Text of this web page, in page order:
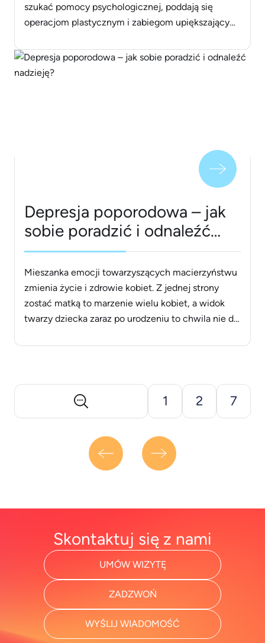
szukać pomocy psychologicznej, poddają się
operacjom plastycznym i zabiegom upiększającym.
tych osób jest ich „brzydki” wygląd. Mimo że w
rzeczywistości jest inaczej. Co to jest
Depresja poporodowa – jak
sobie poradzić i odnaleźć
nadzieję?
Mieszanka emocji towarzyszących macierzyństwu
zmienia życie i zdrowie kobiet. Z jednej strony
zostać matką to marzenie wielu kobiet, a widok
twarzy dziecka zaraz po urodzeniu to chwila nie do
niektóre matki po porodzie zaczynają odczuwać
1 2 7
Skontaktuj się z nami
UMÓW WIZYTĘ
ZADZWOŃ
WYŚLIJ WIADOMOŚĆ